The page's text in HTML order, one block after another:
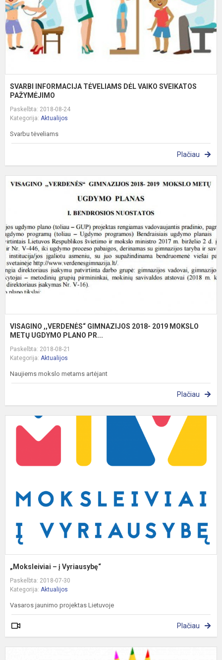
SVARBI INFORMACIJA TĖVELIAMS DĖL VAIKO SVEIKATOS
PAŽYMĖJIMO
Paskelbta: 2018-08-24
Kategorija: Aktualijos
Svarbu tėveliams
Plačiau
VISAGINO ,,VERDENĖS“ GIMNAZIJOS 2018- 2019 MOKSLO
METŲ UGDYMO PLANO PR...
Paskelbta: 2018-08-21
Kategorija: Aktualijos
Naujiems mokslo metams artėjant
Plačiau
„Moksleiviai – į Vyriausybę“
Paskelbta: 2018-07-30
Kategorija: Aktualijos
Vasaros jaunimo projektas Lietuvoje
Plačiau